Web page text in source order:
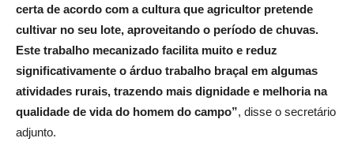
certa de acordo com a cultura que agricultor pretende
cultivar no seu lote, aproveitando o período de chuvas.
Este trabalho mecanizado facilita muito e reduz
significativamente o árduo trabalho braçal em algumas
atividades rurais, trazendo mais dignidade e melhoria na
qualidade de vida do homem do campo”, disse o secretário
adjunto.